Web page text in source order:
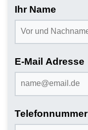
Ihr Name
E-Mail Adresse
Telefonnummer